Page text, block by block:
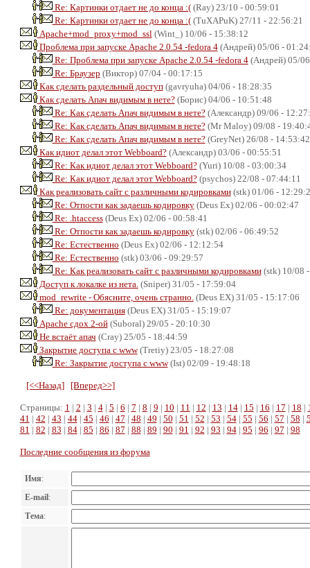
Re: Картинки отдает не до конца :((Ray) 23/10 - 00:59:01
Re: Картинки отдает не до конца :((TuXAPuK) 27/11 - 22:56:21
Apache+mod_proxy+mod_ssl (Wint_) 10/06 - 15:38:12
Проблема при запуске Apache 2.0.54 -fedora 4(Андрей) 05/06 -
Re: Проблема при запуске Apache 2.0.54 -fedora 4(Андрей) 05/
Re: Браузер (Виктор) 07/04 - 00:17:15
Как сделать раздельный доступ(gavryuha) 04/06 - 18:28:35
Как сделать Апач видимым в нете?(Борис) 04/06 - 10:51:48
Re: Как сделать Апач видимым в нете?(Александр) 09/06 -
Re: Как сделать Апач видимым в нете?(Mr Maloy) 09/08 -
Re: Как сделать Апач видимым в нете?(GreyNet) 26/08 - 14:53:42
Как идиот делал этот Webboard?(Александр) 03/06 - 00:55:51
Re: Как идиот делал этот Webboard?(Yuri) 10/08 - 03:00:34
Re: Как идиот делал этот Webboard?(psychos) 22/08 - 07:44:11
Как реализовать сайт с различными кодировками(stk) 01/06 -
Re: Отпости как задаешь кодировку(Deus Ex) 02/06 - 00:02:47
Re: .htaccess(Deus Ex) 02/06 - 00:58:41
Re: Отпости как задаешь кодировку(stk) 02/06 - 06:49:52
Re: Естественно (Deus Ex) 02/06 - 12:12:54
Re: Естественно (stk) 03/06 - 09:29:57
Re: Как реализовать сайт с различными кодировками(stk) 10/08
Доступ к локалке из нета. (Sniper) 31/05 - 17:59:04
mod_rewrite - Обясните, очень странно. (Deus EX) 31/05 - 15:17:06
Re: документация(Deus EX) 31/05 - 15:19:07
Apache сдох 2-ой(Suboral) 29/05 - 20:10:30
Не встаёт апач (Cray) 25/05 - 18:44:59
Закрытие доступа с www(Tretiy) 23/05 - 18:27:08
Re: Закрытие доступа с www(Ist) 02/09 - 19:48:18
[<<Назад] [Вперед>>]
Страницы: 1 | 2 | 3 | 4| 5 | 6 | 7 | 8 | 9 | 10 | 11 | 12 | 13 | 14| 15 | 16 | 17 | 18 |
41 | 42 | 43 | 44| 45 | 46 | 47 | 48 | 49 | 50 | 51 | 52 | 53 | 54| 55 | 56 | 57 | 58 |
81 | 82 | 83 | 84| 85 | 86 | 87 | 88 | 89 | 90 | 91 | 92 | 93 | 94| 95 | 96 | 97 | 98
Последние сообщения из форума
Имя:
E-mail:
Тема: